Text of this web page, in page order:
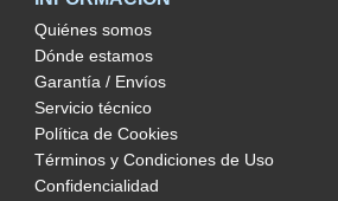
Quiénes somos
Dónde estamos
Garantía / Envíos
Servicio técnico
Política de Cookies
Términos y Condiciones de Uso
Confidencialidad